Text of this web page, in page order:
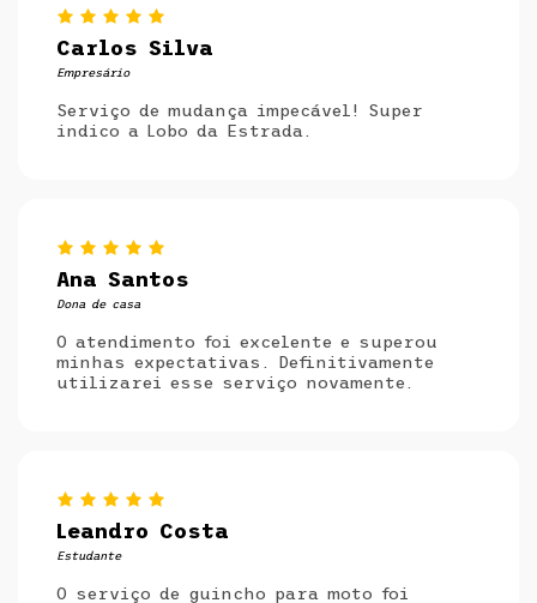
Carlos Silva
Empresário
Serviço de mudança impecável! Super
indico a Lobo da Estrada.
Ana Santos
Dona de casa
O atendimento foi excelente e superou
minhas expectativas. Definitivamente
utilizarei esse serviço novamente.
Leandro Costa
Estudante
O serviço de guincho para moto foi